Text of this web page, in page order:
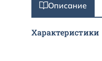
Описание
Характеристики